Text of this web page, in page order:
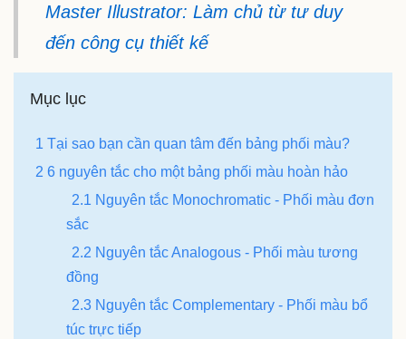
Master Illustrator: Làm chủ từ tư duy
đến công cụ thiết kế
Mục lục
1 Tại sao bạn cần quan tâm đến bảng phối màu?
2 6 nguyên tắc cho một bảng phối màu hoàn hảo
2.1 Nguyên tắc Monochromatic - Phối màu đơn
sắc
2.2 Nguyên tắc Analogous - Phối màu tương
đồng
2.3 Nguyên tắc Complementary - Phối màu bổ
túc trực tiếp